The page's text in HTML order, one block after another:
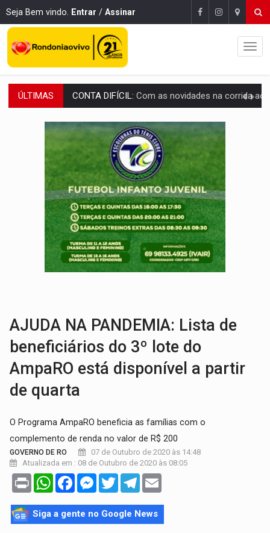
Seja Bem vindo. Entrar / Assinar
ÚLTIMAS CH4C1NA:Disputa entre PCC e CV deixa dez mortos em cinco
IMUNIZAÇÃO:Prefeitura inicia campanha de multivacinação para crianças
QUIRINUS:Draco faz operação para prender faccionados que atacaram
TRAFICANTE PRESO:Operação Brasil Contra o Crime apreende quase meia
SUPER EL NIÑO:Trabalho inédito vai garantir água potável para
FAMÍLIA MORREU:Identificadas as cinco vítimas de acidente na BR-364,
BRASIL CONTRA O CRIME:Acusado de guardar armas de facção é preso com
TRAGÉDIA:Sobe para cinco o número de mortos em colisão entre carreta e
AJUDA NA PANDEMIA: Lista de
beneficiários do 3º lote do
AmpaRO está disponível a partir
de quarta
O Programa AmpaRO beneficia as famílias com o
complemento de renda no valor de R$ 200
GOVERNO DE RO
07 de Outubro de 2020 às 14:48
Atualizada em : 08 de Outubro de 2020 às 08:05
Print WhatsAppFacebookMessenger
TwitterTelegram
Siga a gente no Google News